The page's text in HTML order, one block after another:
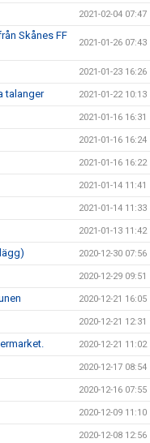
2021-02-04 07:47
Skånes FF
2021-01-26 07:43
2021-01-23 16:26
talanger 2021-01-22 10:13
2021-01-16 16:31
2021-01-16 16:24
2021-01-16 16:22
2021-01-14 11:41
2021-01-14 11:33
2021-01-13 11:42
2020-12-30 07:56
2020-12-29 09:51
2020-12-21 16:05
2020-12-21 12:31
2020-12-21 11:02
2020-12-17 08:54
2020-12-16 07:55
2020-12-09 11:10
2020-12-08 12:56